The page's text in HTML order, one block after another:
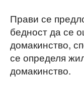
Прави се
бедност да се
домакинство,
се определя
домакинство.